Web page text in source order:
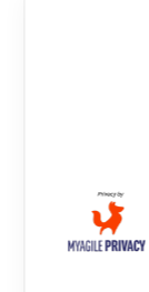
Via Degli